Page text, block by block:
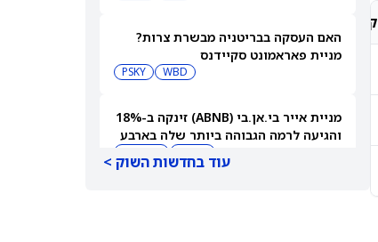
קונצנזוס אנליסטים
-
-
-
-
האם העסקה בבריטניה מבשרת צרות?
מניית פאראמונט סקיידנס
WBD
PSKY
מניית אייר בי.אן.בי (ABNB) זינקה ב-18%
והגיעה לרמה הגבוהה ביותר שלה בארבע
עוד בחדשות השוק >